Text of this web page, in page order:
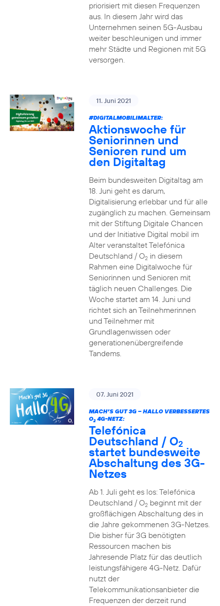
priorisiert mit diesen Frequenzen
aus. In diesem Jahr wird das
Unternehmen seinen 5G-Ausbau
weiter beschleunigen und immer
mehr Städte und Regionen mit 5G
versorgen.
11. Juni 2021
#DIGITALMOBILIMALTER:
Aktionswoche für
Seniorinnen und
Senioren rund um
den Digitaltag
Beim bundesweiten Digitaltag am
18. Juni geht es darum,
Digitalisierung erlebbar und für alle
zugänglich zu machen. Gemeinsam
mit der Stiftung Digitale Chancen
und der Initiative Digital mobil im
Alter veranstaltet Telefónica
Deutschland / O2in diesem
Rahmen eine Digitalwoche für
Seniorinnen und Senioren mit
täglich neuen Challenges. Die
Woche startet am 14. Juni und
richtet sich an Teilnehmerinnen
und Teilnehmer mit
Grundlagenwissen oder
generationenübergreifende
Tandems.
07. Juni 2021
MACH’S GUT 3G – HALLO VERBESSERTES
O24G-NETZ:
Telefónica
Deutschland / O2
startet bundesweite
Abschaltung des 3G-
Netzes
Ab 1. Juli geht es los: Telefónica
Deutschland / O2beginnt mit der
großflächigen Abschaltung des in
die Jahre gekommenen 3G-Netzes.
Die bisher für 3G benötigten
Ressourcen machen bis
Jahresende Platz für das deutlich
leistungsfähigere 4G-Netz. Dafür
nutzt der
Telekommunikationsanbieter die
Frequenzen der derzeit rund